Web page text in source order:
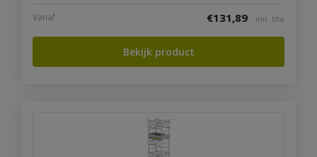
Vanaf €131,89 incl. btw
Bekijk product